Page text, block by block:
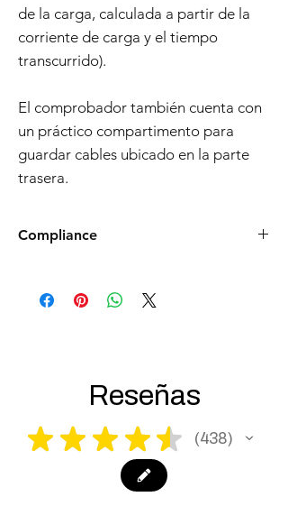
de la carga, calculada a partir de la
corriente de carga y el tiempo
transcurrido).
El comprobador también cuenta con
un práctico compartimento para
guardar cables ubicado en la parte
trasera.
Compliance
the USA need to be made compliant with
US federal laws about airsoft (orange plug,
you for your understanding.
Reseñas
★ ★ ★ ★ ★ 438
438